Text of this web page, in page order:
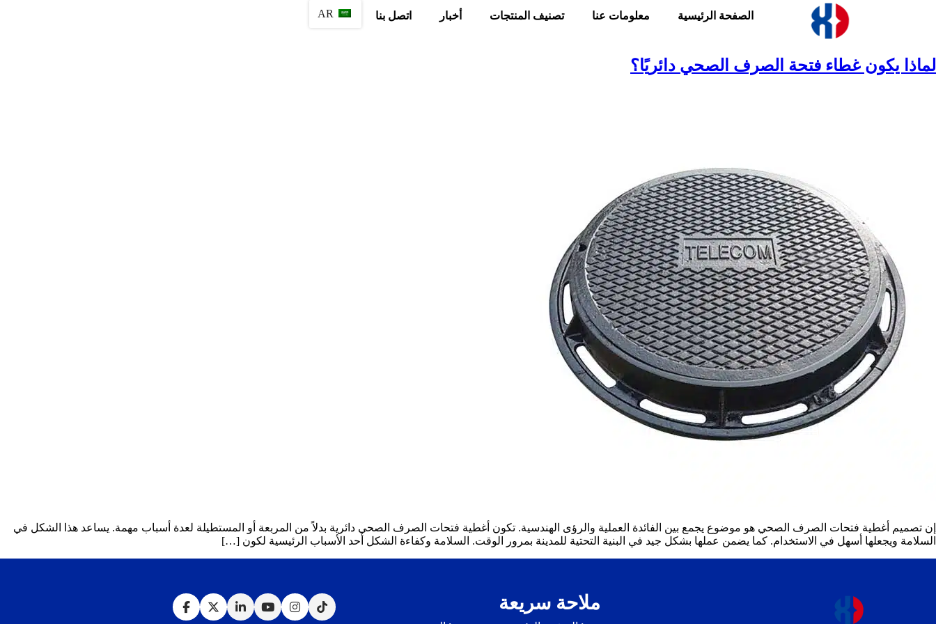
الصفحة الرئيسية معلومات عنا تصنيف المنتجات أخبار اتصل بنا
لماذا يكون غطاء فتحة الصرف الصحي دائريًا؟
إن تصميم أغطية فتحات الصرف الصحي هو موضوع يجمع بين الفائدة العملية والرؤى الهندسية. تكون أغطية فتحات الصرف الصحي دائرية بدلاً من المربعة أو المستطيلة لعدة أسباب مهمة. يساعد هذا الشكل في
السلامة ويجعلها أسهل في الاستخدام. كما يضمن عملها بشكل جيد في البنية التحتية للمدينة بمرور الوقت. السلامة وكفاءة الشكل أحد الأسباب الرئيسية لكون […]
ملاحة سريعة